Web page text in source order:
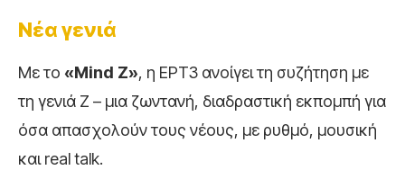
Νέα γενιά
Με το «Mind Z», η ΕΡΤ3 ανοίγει τη συζήτηση με
τη γενιά Ζ – μια ζωντανή, διαδραστική εκπομπή για
όσα απασχολούν τους νέους, με ρυθμό, μουσική
και real talk.